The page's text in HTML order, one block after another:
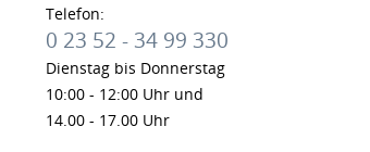
Telefon:
0 23 52 - 34 99 330
Dienstag bis Donnerstag
10:00 - 12:00 Uhr und
14.00 - 17.00 Uhr